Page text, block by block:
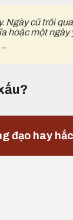
Ngày cũ trôi
hoặc một ngày
–
đạo hay